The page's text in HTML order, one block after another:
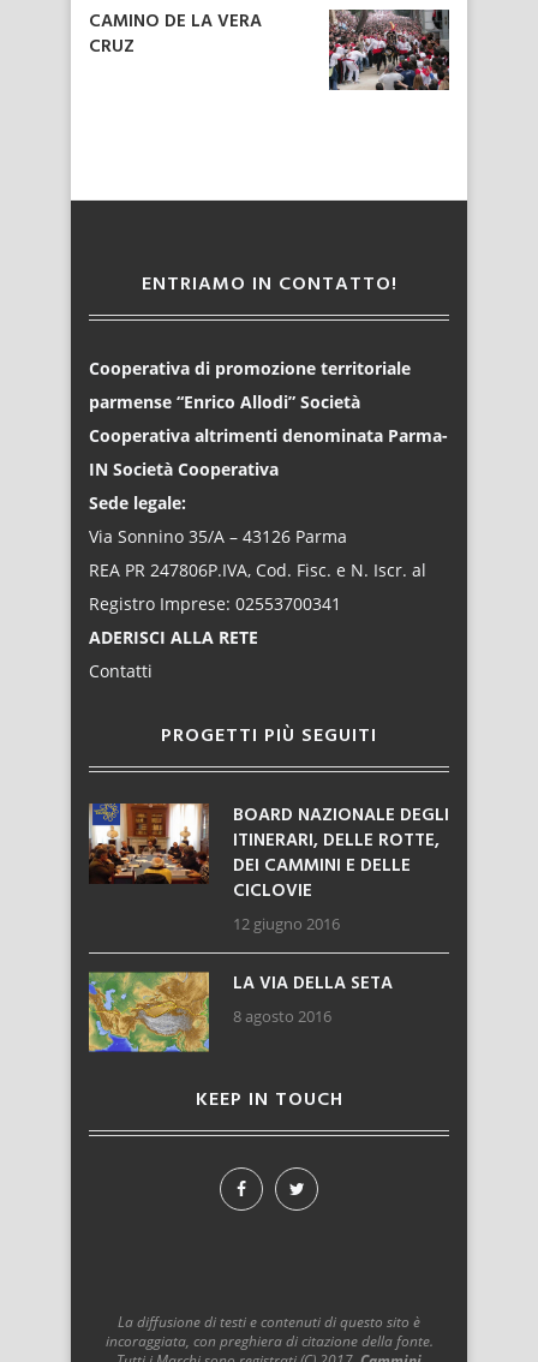
CAMINO DE LA VERA
CRUZ
ENTRIAMO IN CONTATTO!
Cooperativa di promozione territoriale
parmense “Enrico Allodi” Società
Cooperativa altrimenti denominata Parma-
IN Società Cooperativa
Sede legale:
Via Sonnino 35/A – 43126 Parma
REA PR 247806P.IVA, Cod. Fisc. e N. Iscr. al
Registro Imprese: 02553700341
ADERISCI ALLA RETE
Contatti
PROGETTI PIÙ SEGUITI
BOARD NAZIONALE DEGLI
ITINERARI, DELLE ROTTE,
DEI CAMMINI E DELLE
CICLOVIE
12 giugno 2016
LA VIA DELLA SETA
8 agosto 2016
KEEP IN TOUCH
La diffusione di testi e contenuti di questo sito è
incoraggiata, con preghiera di citazione della fonte.